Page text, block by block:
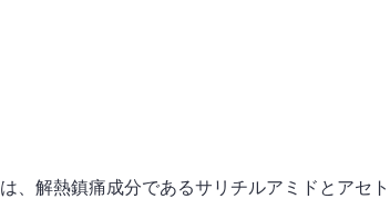
は、解熱鎮痛成分であるサリチルアミドとアセ